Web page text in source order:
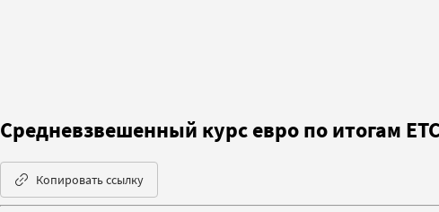
Средневзвешенный курс евро по итогам
Копировать ссылку